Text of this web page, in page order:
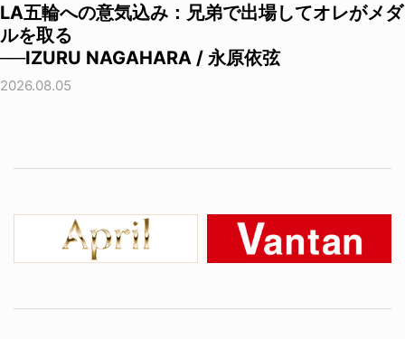
LA五輪への意気込み：兄弟で出場してオレがメダ
ルを取る
──IZURU NAGAHARA / 永原依弦
2026.08.05